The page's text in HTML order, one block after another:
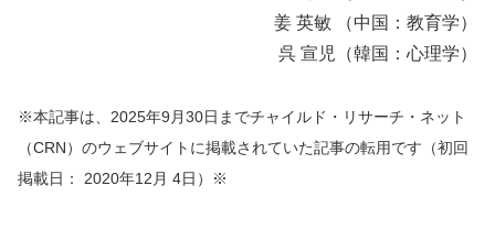
姜 英敏 （中国：教育学）
呉 宣児（韓国：心理学）
※本記事は、2025年9月30日までチャイルド・リサーチ・ネット
（CRN）のウェブサイトに掲載されていた記事の転用です（初回
掲載日： 2020年12月 4日）※